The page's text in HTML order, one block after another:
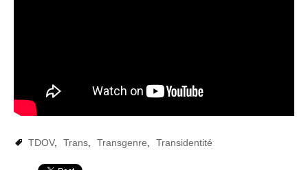
TDOV, Trans, Transgenre, Transidentité